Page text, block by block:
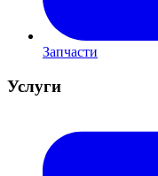
Запчасти
Услуги